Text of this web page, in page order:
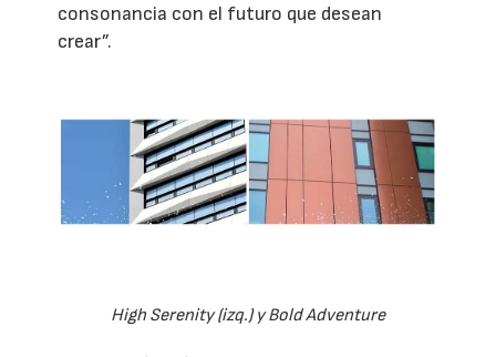
consonancia con el futuro que desean
crear”.
High Serenity (izq.) y Bold Adventure